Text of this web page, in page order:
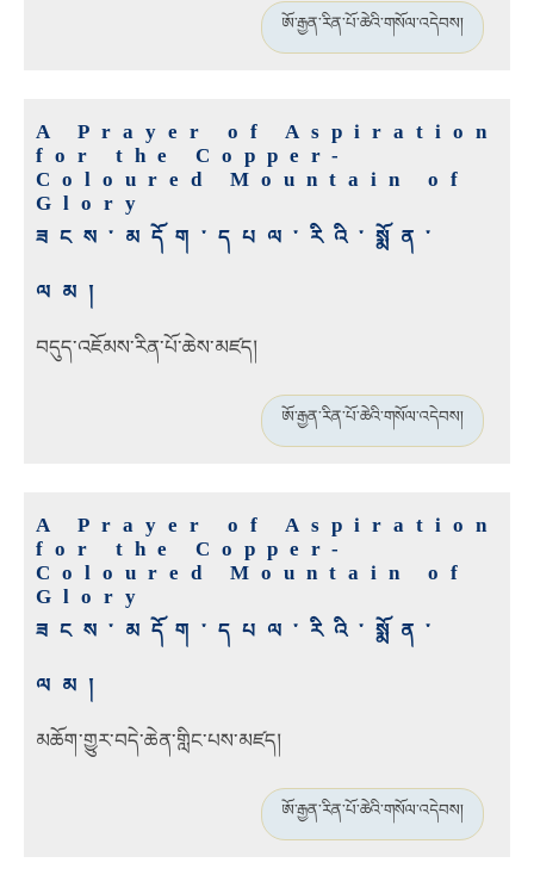
ཨོ་རྒྱན་རིན་པོ་ཆེའི་གསོལ་འདེབས།
A Prayer of Aspiration
for the Copper-
Coloured Mountain of
Glory
ཟངས་མདོག་དཔལ་རིའི་སྨོན་
ལམ།
བདུད་འཇོམས་རིན་པོ་ཆེས་མཛད།
ཨོ་རྒྱན་རིན་པོ་ཆེའི་གསོལ་འདེབས།
A Prayer of Aspiration
for the Copper-
Coloured Mountain of
Glory
ཟངས་མདོག་དཔལ་རིའི་སྨོན་
ལམ།
མཆོག་གྱུར་བདེ་ཆེན་གླིང་པས་མཛད།
ཨོ་རྒྱན་རིན་པོ་ཆེའི་གསོལ་འདེབས།